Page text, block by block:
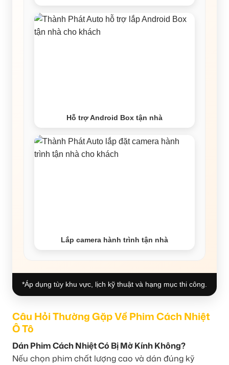
Hỗ trợ Android Box tận nhà
Lắp camera hành trình tận nhà
*Áp dụng tùy khu vực, lịch kỹ thuật và hạng mục thi công.
Câu Hỏi Thường Gặp Về Phim Cách Nhiệt
Ô Tô
Dán Phim Cách Nhiệt Có Bị Mờ Kính Không?
Nếu chọn phim chất lượng cao và dán đúng kỹ